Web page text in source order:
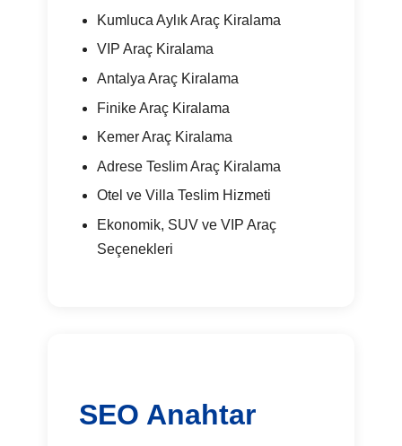
Kumluca Aylık Araç Kiralama
VIP Araç Kiralama
Antalya Araç Kiralama
Finike Araç Kiralama
Kemer Araç Kiralama
Adrese Teslim Araç Kiralama
Otel ve Villa Teslim Hizmeti
Ekonomik, SUV ve VIP Araç
Seçenekleri
SEO Anahtar